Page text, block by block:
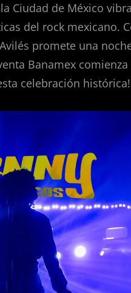
Ciudad de México
del rock mexicano.
promete una
Banamex
celebración histórica!